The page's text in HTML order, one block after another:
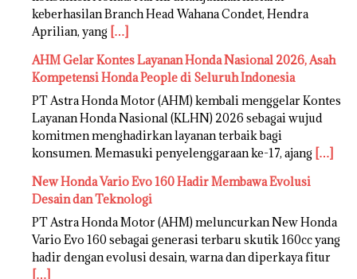
keberhasilan Branch Head Wahana Condet, Hendra
Aprilian, yang […]
AHM Gelar Kontes Layanan Honda Nasional 2026, Asah
Kompetensi Honda People di Seluruh Indonesia
PT Astra Honda Motor (AHM) kembali menggelar Kontes
Layanan Honda Nasional (KLHN) 2026 sebagai wujud
komitmen menghadirkan layanan terbaik bagi
konsumen. Memasuki penyelenggaraan ke-17, ajang […]
New Honda Vario Evo 160 Hadir Membawa Evolusi
Desain dan Teknologi
PT Astra Honda Motor (AHM) meluncurkan New Honda
Vario Evo 160 sebagai generasi terbaru skutik 160cc yang
hadir dengan evolusi desain, warna dan diperkaya fitur
[…]